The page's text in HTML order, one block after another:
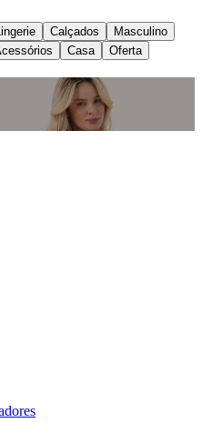
Calçados
Masculino
Casa Oferta